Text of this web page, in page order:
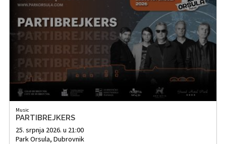
Music
PARTIBREJKERS
25. srpnja 2026. u 21:00
Park Orsula, Dubrovnik